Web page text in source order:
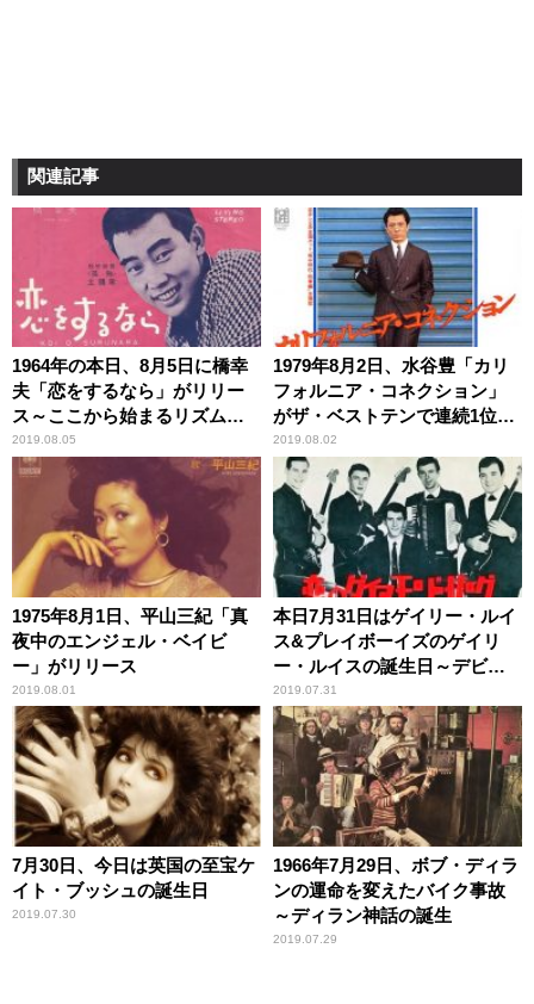
関連記事
1964年の本日、8月5日に橋幸
夫「恋をするなら」がリリー
ス～ここから始まるリズム歌
謡路線
2019.08.05
1979年8月2日、水谷豊「カリ
フォルニア・コネクション」
がザ・ベストテンで連続1位を
獲得
2019.08.02
1975年8月1日、平山三紀「真
夜中のエンジェル・ベイビ
ー」がリリース
2019.08.01
本日7月31日はゲイリー・ルイ
ス&プレイボーイズのゲイリ
ー・ルイスの誕生日～デビュ
ー曲に大物ミュージシャンが
関わったワケ
2019.07.31
7月30日、今日は英国の至宝ケ
イト・ブッシュの誕生日
2019.07.30
1966年7月29日、ボブ・ディラ
ンの運命を変えたバイク事故
～ディラン神話の誕生
2019.07.29